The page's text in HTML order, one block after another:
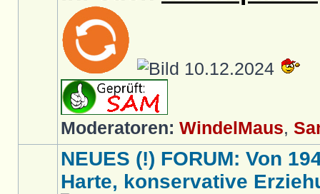
10.12.2024
Moderatoren: WindelMaus,
NEUES (!) FORUM: Von
Harte, konservative